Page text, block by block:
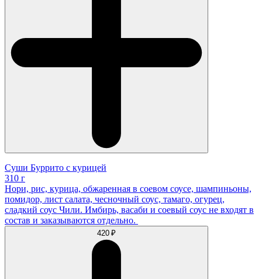
Суши Буррито с курицей
310 г
Нори, рис, курица, обжаренная в соевом соусе, шампиньоны,
помидор, лист салата, чесночный соус, тамаго, огурец,
сладкий соус Чили. Имбирь, васаби и соевый соус не входят в
состав и заказываются отдельно.
420 ₽